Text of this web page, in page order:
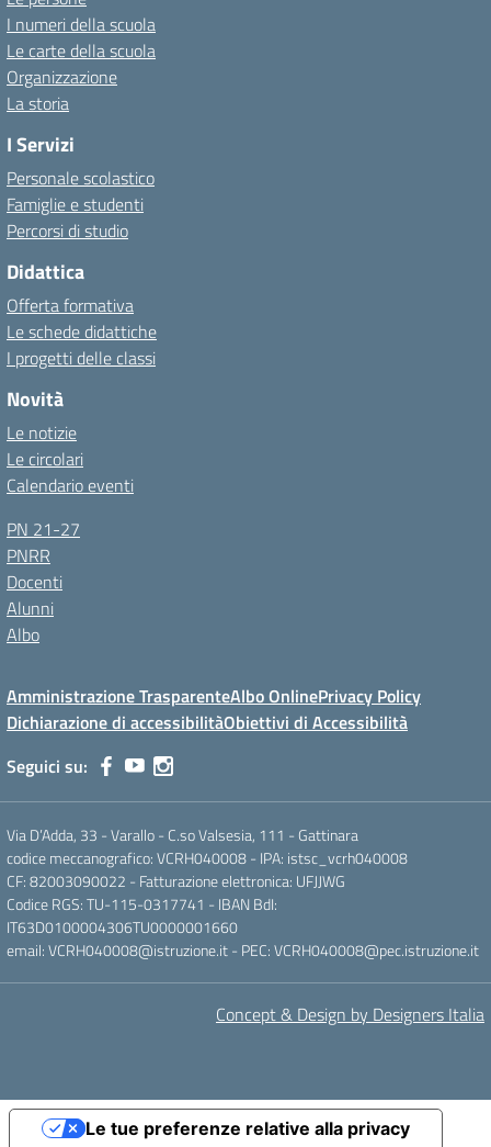
I numeri della scuola
Le carte della scuola
Organizzazione
La storia
I Servizi
Personale scolastico
Famiglie e studenti
Percorsi di studio
Didattica
Offerta formativa
Le schede didattiche
I progetti delle classi
Novità
Le notizie
Le circolari
Calendario eventi
PN 21-27
PNRR
Docenti
Alunni
Albo
Amministrazione TrasparenteAlbo OnlinePrivacy Policy
Dichiarazione di accessibilitàObiettivi di Accessibilità
Seguici su:
Via D’Adda, 33 - Varallo - C.so Valsesia, 111 - Gattinara
codice meccanografico: VCRH040008 - IPA: istsc_vcrh040008
CF: 82003090022 - Fatturazione elettronica: UFJJWG
Codice RGS: TU-115-0317741 - IBAN BdI:
IT63D0100004306TU0000001660
email: VCRH040008@istruzione.it - PEC: VCRH040008@pec.istruzione.it
Concept & Design by Designers Italia
Le tue preferenze relative alla privacy